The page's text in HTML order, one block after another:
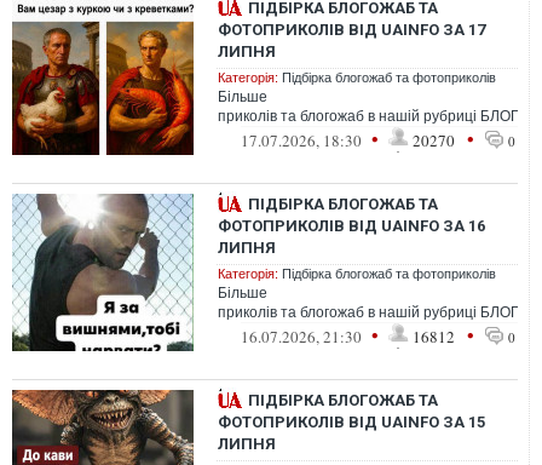
ПІДБІРКА БЛОГОЖАБ ТА
ФОТОПРИКОЛІВ ВІД UAINFO ЗА 17
ЛИПНЯ
Категорія: Підбірка блогожаб та фотоприколів
Більше
приколів та блогожаб в нашій рубриці
17.07.2026, 18:30 • 20270 • 0
ПІДБІРКА БЛОГОЖАБ ТА
ФОТОПРИКОЛІВ ВІД UAINFO ЗА 16
ЛИПНЯ
Категорія: Підбірка блогожаб та фотоприколів
Більше
приколів та блогожаб в нашій рубриці
16.07.2026, 21:30 • 16812 • 0
ПІДБІРКА БЛОГОЖАБ ТА
ФОТОПРИКОЛІВ ВІД UAINFO ЗА 15
ЛИПНЯ